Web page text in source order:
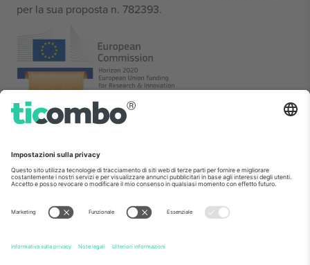
per la sua proposta n. 782393.
Come visto al telegiornale